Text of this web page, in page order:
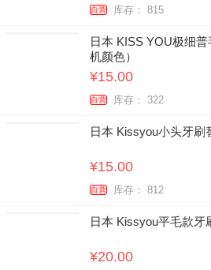
自营 库存： 815
日本 KISS YOU极细
机颜色）
¥15.00
自营 库存： 322
日本 Kissyou小头牙刷
¥15.00
自营 库存： 812
日本 Kissyou平毛款牙
¥20.00